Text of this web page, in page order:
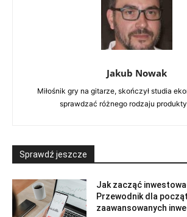
Jakub Nowak
Miłośnik gry na gitarze, skończył studia
sprawdzać różnego rodzaju
Sprawdź jeszcze
Jak zacząć
Przewodnik dla
zaawansowanych